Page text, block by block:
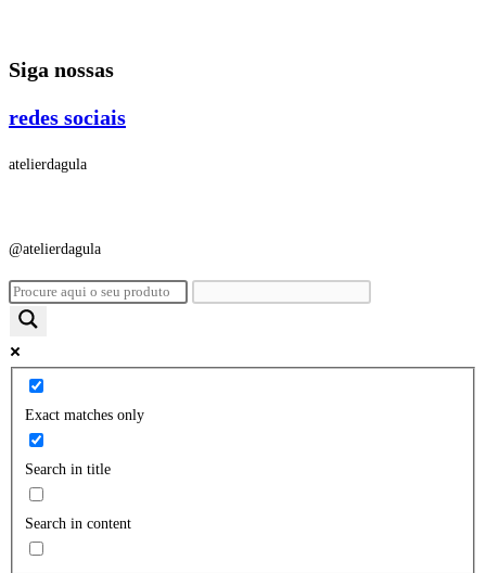
o
Siga nossas
redes sociais
atelierdagula
@atelierdagula
Exact matches only
Search in title
Search in content